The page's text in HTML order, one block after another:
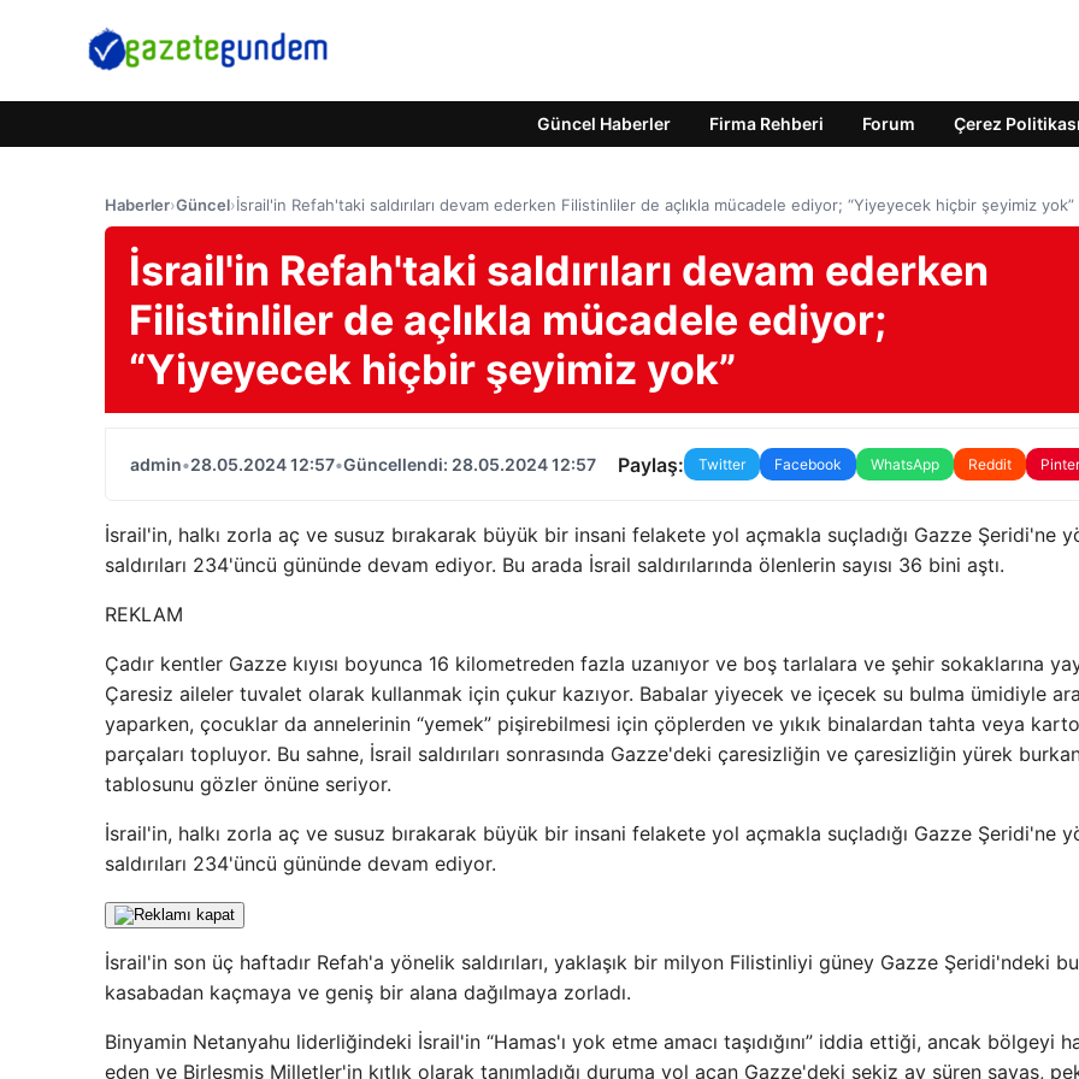
Güncel Haberler Firma Rehberi Forum Çerez Politikası
Haberler›Güncel›İsrail'in Refah'taki saldırıları devam ederken Filistinliler de açlıkla mücadele ediyor; “Yiyeyecek hiçbir şeyimiz yok”
İsrail'in Refah'taki saldırıları devam ederken
Filistinliler de açlıkla mücadele ediyor;
“Yiyeyecek hiçbir şeyimiz yok”
admin•28.05.2024 12:57•Güncellendi: 28.05.2024 12:57 Paylaş: Twitter Facebook WhatsApp Reddit
İsrail'in, halkı zorla aç ve susuz bırakarak büyük bir insani felakete yol açmakla suçladığı Gazze Şeridi'ne
saldırıları 234'üncü gününde devam ediyor. Bu arada İsrail saldırılarında ölenlerin sayısı 36 bini aştı.
REKLAM
Çadır kentler Gazze kıyısı boyunca 16 kilometreden fazla uzanıyor ve boş tarlalara ve şehir sokaklarına
Çaresiz aileler tuvalet olarak kullanmak için çukur kazıyor. Babalar yiyecek ve içecek su bulma ümidiyle
yaparken, çocuklar da annelerinin “yemek” pişirebilmesi için çöplerden ve yıkık binalardan tahta veya
parçaları topluyor. Bu sahne, İsrail saldırıları sonrasında Gazze'deki çaresizliğin ve çaresizliğin yürek
tablosunu gözler önüne seriyor.
İsrail'in, halkı zorla aç ve susuz bırakarak büyük bir insani felakete yol açmakla suçladığı Gazze Şeridi'ne
saldırıları 234'üncü gününde devam ediyor.
İsrail'in son üç haftadır Refah'a yönelik saldırıları, yaklaşık bir milyon Filistinliyi güney Gazze Şeridi'ndeki
kasabadan kaçmaya ve geniş bir alana dağılmaya zorladı.
Binyamin Netanyahu liderliğindeki İsrail'in “Hamas'ı yok etme amacı taşıdığını” iddia ettiği, ancak bölgeyi
eden ve Birleşmiş Milletler'in kıtlık olarak tanımladığı duruma yol açan Gazze'deki sekiz ay süren savaş,